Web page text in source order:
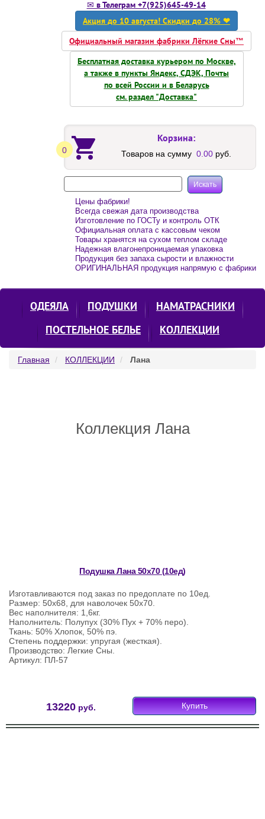
✉ в Телеграм +7(925)645-49-14
Акция до 10 августа! Скидки до 28% ❤
Официальный магазин фабрики Лёгкие Сны™
Бесплатная доставка курьером по Москве,
а также в пункты Яндекс, СДЭК, Почты
по всей России и в Беларусь
см. раздел "Доставка"
0
Корзина:
Товаров на сумму 0.00 руб.
Цены фабрики!
Всегда свежая дата производства
Изготовление по ГОСТу и контроль ОТК
Официальная оплата с кассовым чеком
Товары хранятся на сухом теплом складе
Надежная влагонепроницаемая упаковка
Продукция без запаха сырости и влажности
ОРИГИНАЛЬНАЯ продукция напрямую с фабрики
ОДЕЯЛА ПОДУШКИ
НАМАТРАСНИКИ
ПОСТЕЛЬНОЕ БЕЛЬЕ
КОЛЛЕКЦИИ
Главная КОЛЛЕКЦИИ Лана
Коллекция Лана
Подушка Лана 50х70 (10ед)
Изготавливаются под заказ по предоплате по 10ед.
Размер: 50х68, для наволочек 50х70.
Вес наполнителя: 1,6кг.
Наполнитель: Полупух (30% Пух + 70% перо).
Ткань: 50% Хлопок, 50% пэ.
Степень поддержки: упругая (жесткая).
Производство: Легкие Сны.
Артикул: ПЛ-57
13220руб. Купить